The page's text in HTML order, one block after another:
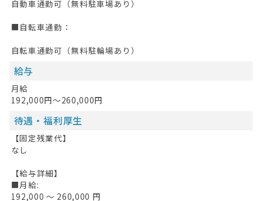
自動車通勤可（無料駐車場あり）
■自転車通勤：
自転車通勤可（無料駐輪場あり）
給与
月給
192,000円～260,000円
待遇・福利厚生
【固定残業代】
なし
【給与詳細】
■月給:
192,000 〜 260,000 円